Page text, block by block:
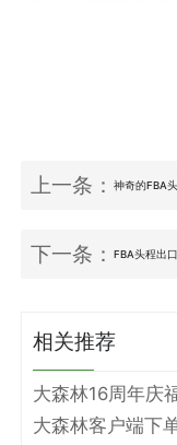
上一条：神奇的FBA
下一条：FBA头程出
相关推荐
大森林16周年庆
大森林客户端下